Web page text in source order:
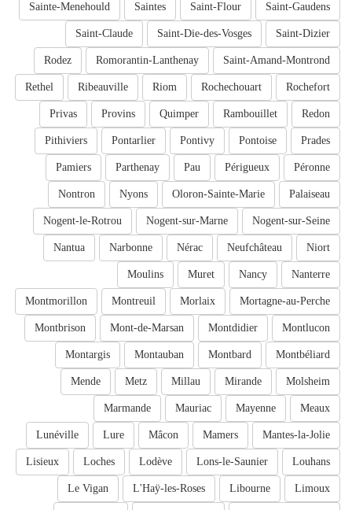
Saint-Gaudens
Saint-Flour
Saintes
Sainte-Menehould
Saint-Dizier
Saint-Die-des-Vosges
Saint-Claude
Saint-Amand-Montrond
Romorantin-Lanthenay
Rodez
Rochefort
Rochechouart
Riom
Ribeauville
Rethel
Redon
Rambouillet
Quimper
Provins
Privas
Prades
Pontoise
Pontivy
Pontarlier
Pithiviers
Péronne
Périgueux
Pau
Parthenay
Pamiers
Palaiseau
Oloron-Sainte-Marie
Nyons
Nontron
Nogent-sur-Seine
Nogent-sur-Marne
Nogent-le-Rotrou
Niort
Neufchâteau
Nérac
Narbonne
Nantua
Nanterre
Nancy
Muret
Moulins
Mortagne-au-Perche
Morlaix
Montreuil
Montmorillon
Montlucon
Montdidier
Mont-de-Marsan
Montbrison
Montbéliard
Montbard
Montauban
Montargis
Molsheim
Mirande
Millau
Metz
Mende
Meaux
Mayenne
Mauriac
Marmande
Mantes-la-Jolie
Mamers
Mâcon
Lure
Lunéville
Louhans
Lons-le-Saunier
Lodève
Loches
Lisieux
Limoux
Libourne
L'Haÿ-les-Roses
Le Vigan